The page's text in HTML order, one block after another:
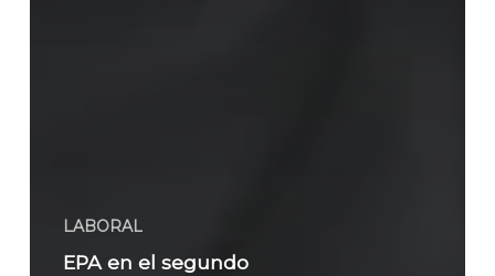
LABORAL
EPA en el segundo